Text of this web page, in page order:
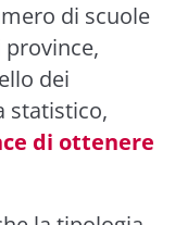
di scuole
dei
statistico,
di ottenere